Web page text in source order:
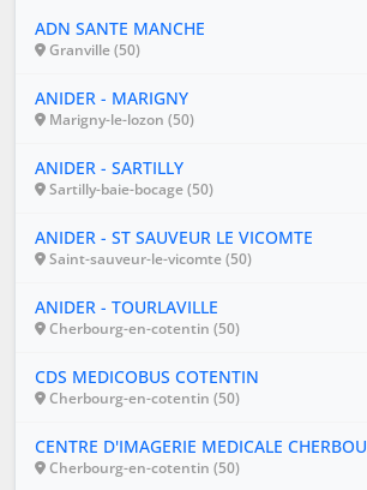
ADN SANTE MANCHE
Granville (50)
ANIDER - MARIGNY
Marigny-le-lozon (50)
ANIDER - SARTILLY
Sartilly-baie-bocage (50)
ANIDER - ST SAUVEUR LE VICOMTE
Saint-sauveur-le-vicomte (50)
ANIDER - TOURLAVILLE
Cherbourg-en-cotentin (50)
CDS MEDICOBUS COTENTIN
Cherbourg-en-cotentin (50)
CENTRE D'IMAGERIE MEDICALE
Cherbourg-en-cotentin (50)